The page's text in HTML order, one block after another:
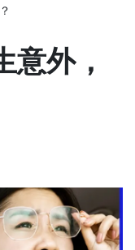
外，